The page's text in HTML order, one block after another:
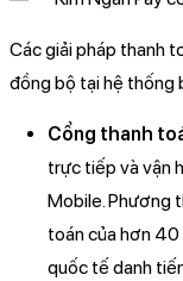
Các giải pháp thanh
đồng bộ tại hệ thống
Cổng thanh
trực tiếp và vận
Mobile. Phương
toán của hơn 40
quốc tế danh